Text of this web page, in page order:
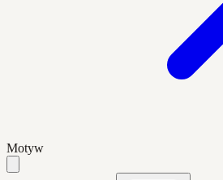
Motyw